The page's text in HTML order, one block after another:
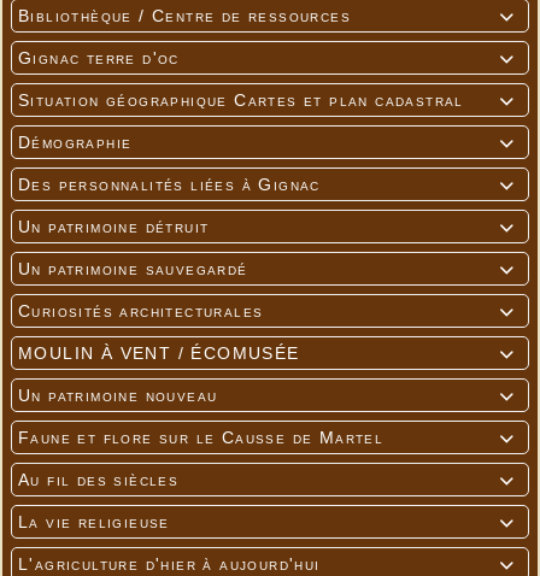

Bibliothèque / Centre de ressources

Gignac terre d'oc

Situation géographique Cartes et plan cadastral

Démographie

Des personnalités liées à Gignac

Un patrimoine détruit

Un patrimoine sauvegardé

Curiosités architecturales

MOULIN À VENT / ÉCOMUSÉE

Un patrimoine nouveau

Faune et flore sur le Causse de Martel

Au fil des siècles

La vie religieuse

L'agriculture d'hier à aujourd'hui